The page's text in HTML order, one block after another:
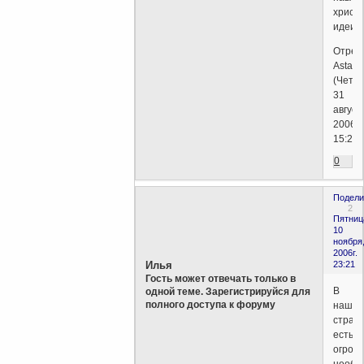
идеи!
31
2006г.
15:23)
0
2
10
ноября,
2006г.
23:21
Илья
Гость может отвечать только в
одной теме. Зарегистрируйся для
полного доступа к форуму
В
нашей
есть